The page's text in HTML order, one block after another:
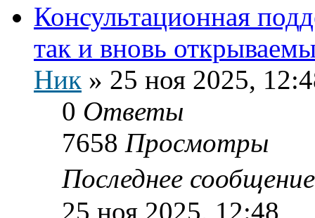
Консультационная
так и вновь
Ник » 25 ноя 2025,
0 Ответы
7658 Просмотры
Последнее
25 ноя 2025, 12:48